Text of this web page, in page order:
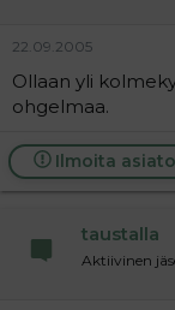
22.09.2005
Ollaan yli
ohgelmaa.
Ilmoita
taustalla
Aktiivinen